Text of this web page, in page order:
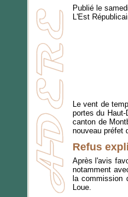
Publié le
L'Est
Le vent de
portes du
canton de
nouveau préfet
Refus
Après l'avis
notamment
la
Loue.